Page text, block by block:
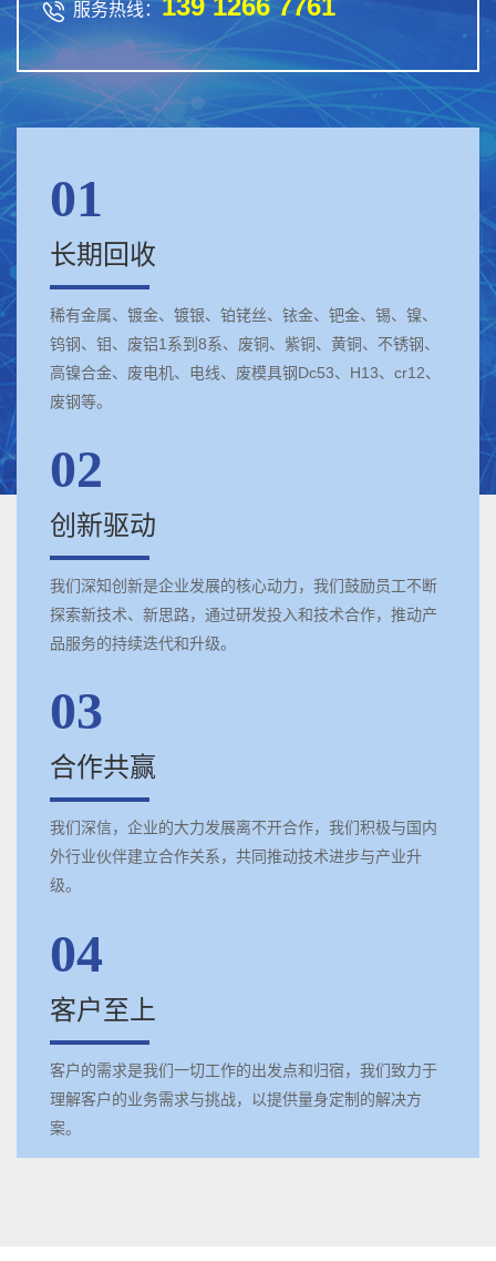
 服务热线：
01
长期回收
稀有金属、镀金、镀银、铂铑丝、铱金、钯金、锡、镍、
钨钢、钼、废铝1系到8系、废铜、紫铜、黄铜、不锈钢、
高镍合金、废电机、电线、废模具钢Dc53、H13、cr12、
废钢等。
02
创新驱动
我们深知创新是企业发展的核心动力，我们鼓励员工不断
探索新技术、新思路，通过研发投入和技术合作，推动产
品服务的持续迭代和升级。
03
合作共赢
我们深信，企业的大力发展离不开合作，我们积极与国内
外行业伙伴建立合作关系，共同推动技术进步与产业升
级。
04
客户至上
客户的需求是我们一切工作的出发点和归宿，我们致力于
理解客户的业务需求与挑战，以提供量身定制的解决方
案。